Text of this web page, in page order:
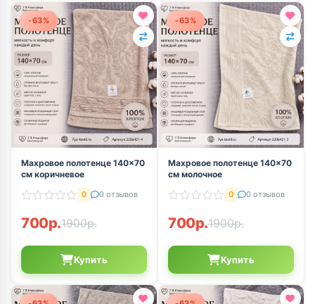
-63%
Махровое полотенце 140×70
см коричневое
0 0 отзывов
700р.1900р.
Купить
-63%
Махровое полотенце 140×70
см молочное
0 0 отзывов
700р.1900р.
Купить